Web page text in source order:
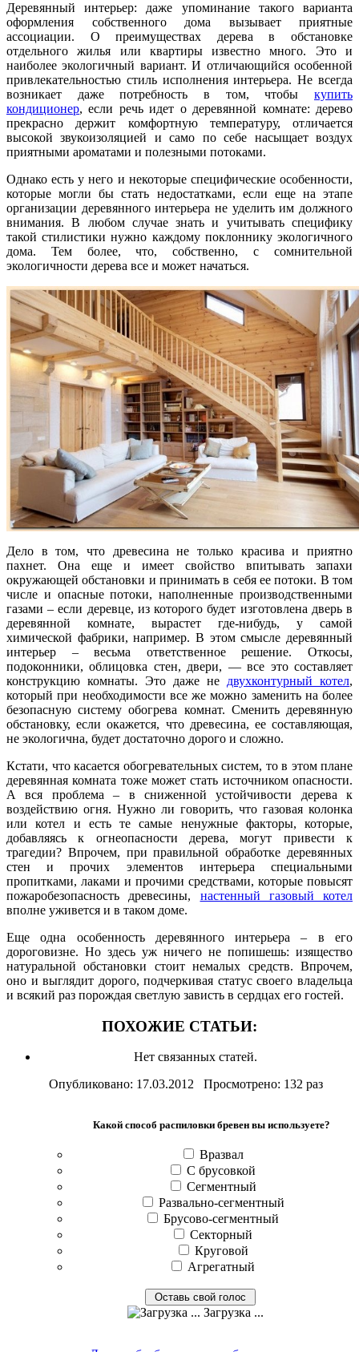
Деревянный интерьер: даже упоминание такого варианта
оформления собственного дома вызывает приятные
ассоциации. О преимуществах дерева в обстановке
отдельного жилья или квартиры известно много. Это и
наиболее экологичный вариант. И отличающийся особенной
привлекательностью стиль исполнения интерьера. Не всегда
возникает даже потребность в том, чтобы купить
кондиционер, если речь идет о деревянной комнате: дерево
прекрасно держит комфортную температуру, отличается
высокой звукоизоляцией и само по себе насыщает воздух
приятными ароматами и полезными потоками.
Однако есть у него и некоторые специфические особенности,
которые могли бы стать недостатками, если еще на этапе
организации деревянного интерьера не уделить им должного
внимания. В любом случае знать и учитывать специфику
такой стилистики нужно каждому поклоннику экологичного
дома. Тем более, что, собственно, с сомнительной
экологичности дерева все и может начаться.
Дело в том, что древесина не только красива и приятно
пахнет. Она еще и имеет свойство впитывать запахи
окружающей обстановки и принимать в себя ее потоки. В том
числе и опасные потоки, наполненные производственными
газами – если деревце, из которого будет изготовлена дверь в
деревянной комнате, вырастет где-нибудь, у самой
химической фабрики, например. В этом смысле деревянный
интерьер – весьма ответственное решение. Откосы,
подоконники, облицовка стен, двери, — все это составляет
конструкцию комнаты. Это даже не двухконтурный котел,
который при необходимости все же можно заменить на более
безопасную систему обогрева комнат. Сменить деревянную
обстановку, если окажется, что древесина, ее составляющая,
не экологична, будет достаточно дорого и сложно.
Кстати, что касается обогревательных систем, то в этом плане
деревянная комната тоже может стать источником опасности.
А вся проблема – в сниженной устойчивости дерева к
воздействию огня. Нужно ли говорить, что газовая колонка
или котел и есть те самые ненужные факторы, которые,
добавляясь к огнеопасности дерева, могут привести к
трагедии? Впрочем, при правильной обработке деревянных
стен и прочих элементов интерьера специальными
пропитками, лаками и прочими средствами, которые повысят
пожаробезопасность древесины, настенный газовый котел
вполне уживется и в таком доме.
Еще одна особенность деревянного интерьера – в его
дороговизне. Но здесь уж ничего не попишешь: изящество
натуральной обстановки стоит немалых средств. Впрочем,
оно и выглядит дорого, подчеркивая статус своего владельца
и всякий раз порождая светлую зависть в сердцах его гостей.
ПОХОЖИЕ СТАТЬИ:
Нет связанных статей.
Опубликовано: 17.03.2012 Просмотрено: 132 раз
Какой способ распиловки бревен вы используете?
Вразвал
С брусовкой
Сегментный
Развально-сегментный
Брусово-сегментный
Секторный
Круговой
Агрегатный
Загрузка ...